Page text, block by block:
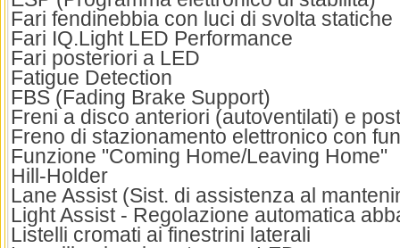
Fari fendinebbia con luci di svolta statiche
Fari IQ.Light LED Performance
Fari posteriori a LED
Fatigue Detection
FBS (Fading Brake Support)
Freni a disco anteriori (autoventilati) e
Freno di stazionamento elettronico con
Funzione "Coming Home/Leaving Home"
Hill-Holder
Lane Assist (Sist. di assistenza al
Light Assist - Regolazione automatica
Listelli cromati ai finestrini laterali